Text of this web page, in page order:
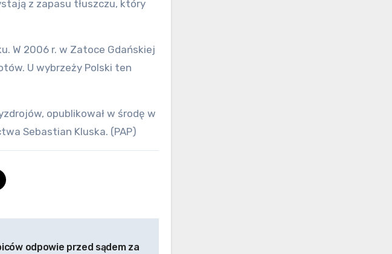
z zapasu tłuszczu, który
W 2006 r. w Zatoce Gdańskiej
U wybrzeży Polski ten
opublikował w środę w
Sebastian Kluska. (PAP)
odpowie przed sądem za